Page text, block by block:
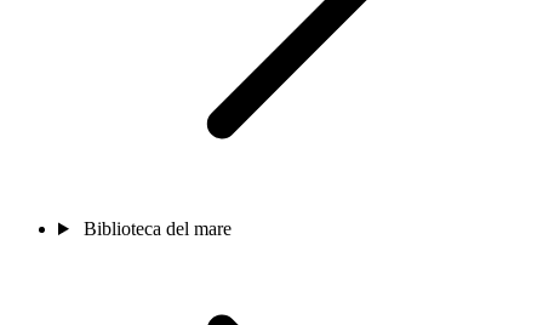
Biblioteca del mare